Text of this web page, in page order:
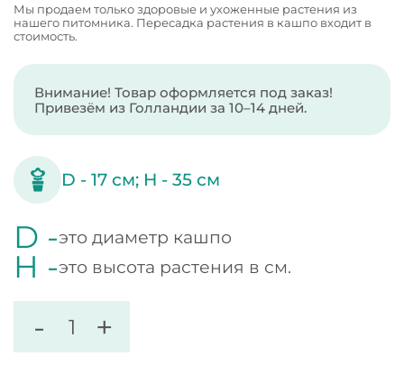
Мы продаем только здоровые и ухоженные растения из
нашего питомника. Пересадка растения в кашпо входит в
стоимость.
Внимание! Товар оформляется под заказ!
Привезём из Голландии за 10–14 дней.
D -17 см; H -35 см
D -это диаметр кашпо
H -это высота растения в см.
- +